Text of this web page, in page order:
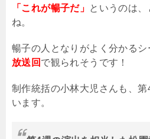
「これが暢子だ」 というのは
ね。
暢子の人となりがよく分かるシ
放送回 で観られそうです！
制作統括の小林大児さんも、
います。